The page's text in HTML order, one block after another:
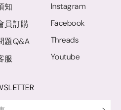
知
員訂購
題Q&A
服
Instagram
Facebook
Threads
Youtube